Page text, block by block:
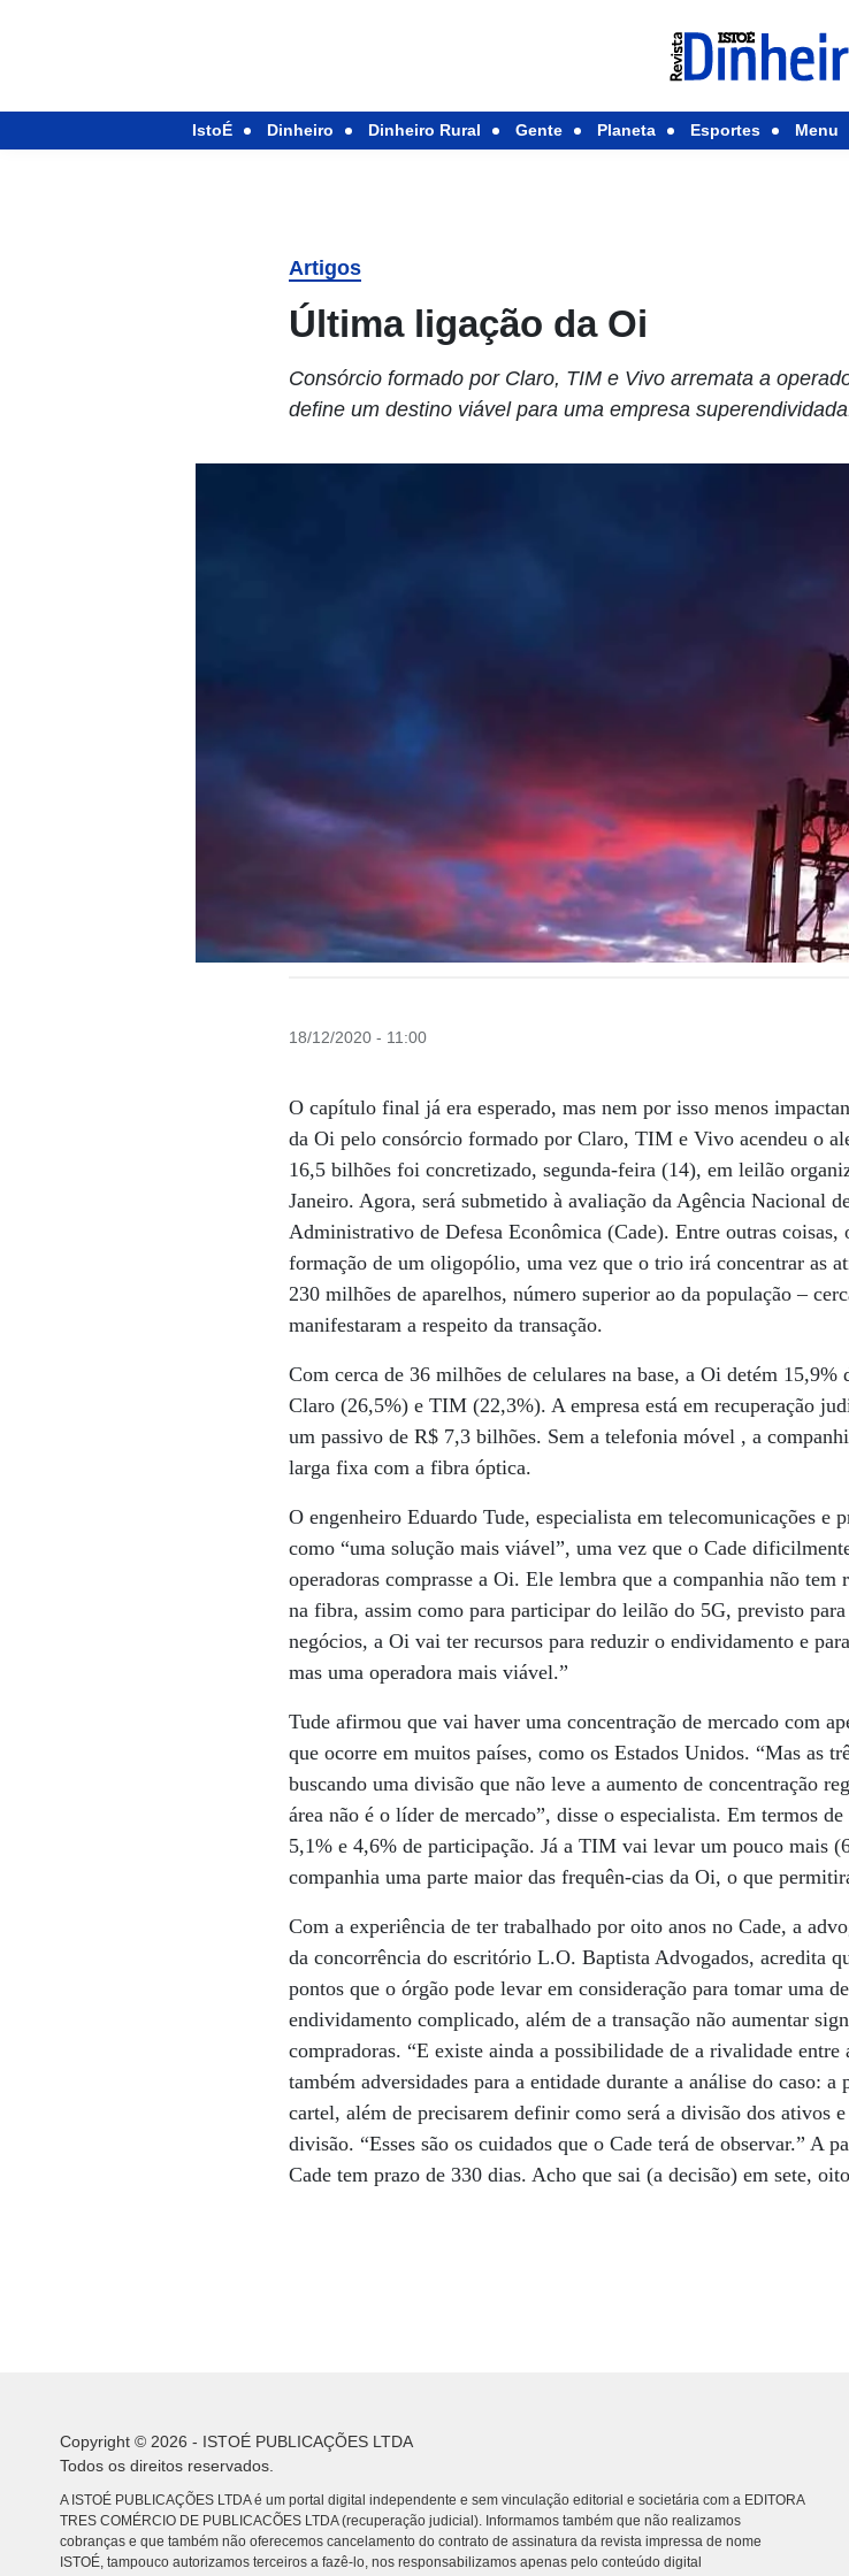
IstoÉ Dinheiro Dinheiro Rural Gente Planeta Esportes Menu
Artigos
Última ligação da Oi
Consórcio formado por Claro, TIM e Vivo arremata a
define um destino viável para uma empresa
18/12/2020 - 11:00
O capítulo final já era esperado, mas nem por isso menos
da Oi pelo consórcio formado por Claro, TIM e Vivo acendeu o
16,5 bilhões foi concretizado, segunda-feira (14), em leilão
Janeiro. Agora, será submetido à avaliação da Agência Nacional
Administrativo de Defesa Econômica (Cade). Entre outras coisas,
formação de um oligopólio, uma vez que o trio irá concentrar as
230 milhões de aparelhos, número superior ao da população –
manifestaram a respeito da transação.
Com cerca de 36 milhões de celulares na base, a Oi detém
Claro (26,5%) e TIM (22,3%). A empresa está em recuperação
um passivo de R$ 7,3 bilhões. Sem a telefonia móvel , a
larga fixa com a fibra óptica.
O engenheiro Eduardo Tude, especialista em telecomunicações e
como “uma solução mais viável”, uma vez que o Cade
operadoras comprasse a Oi. Ele lembra que a companhia não
na fibra, assim como para participar do leilão do 5G, previsto
negócios, a Oi vai ter recursos para reduzir o endividamento e
mas uma operadora mais viável.”
Tude afirmou que vai haver uma concentração de mercado com
que ocorre em muitos países, como os Estados Unidos. “Mas as
buscando uma divisão que não leve a aumento de concentração
área não é o líder de mercado”, disse o especialista. Em termos
5,1% e 4,6% de participação. Já a TIM vai levar um pouco mais
companhia uma parte maior das frequên-cias da Oi, o que
Com a experiência de ter trabalhado por oito anos no Cade, a
da concorrência do escritório L.O. Baptista Advogados, acredita
pontos que o órgão pode levar em consideração para tomar uma
endividamento complicado, além de a transação não aumentar
compradoras. “E existe ainda a possibilidade de a rivalidade entre
também adversidades para a entidade durante a análise do caso:
cartel, além de precisarem definir como será a divisão dos ativos
divisão. “Esses são os cuidados que o Cade terá de observar.” A
Cade tem prazo de 330 dias. Acho que sai (a decisão) em sete,
Copyright © 2026 - ISTOÉ PUBLICAÇÕES LTDA
Todos os direitos reservados.
A ISTOÉ PUBLICAÇÕES LTDA é um portal digital independente e sem vinculação editorial e societária com a EDITORA
TRES COMÉRCIO DE PUBLICACÕES LTDA (recuperação judicial). Informamos também que não realizamos
cobranças e que também não oferecemos cancelamento do contrato de assinatura da revista impressa de nome
ISTOÉ, tampouco autorizamos terceiros a fazê-lo, nos responsabilizamos apenas pelo conteúdo digital